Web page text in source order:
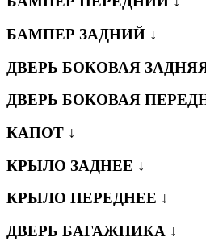
БАМПЕР ЗАДНИЙ ↓
ДВЕРЬ БОКОВАЯ
ДВЕРЬ БОКОВАЯ
КАПОТ ↓
КРЫЛО ЗАДНЕЕ ↓
КРЫЛО ПЕРЕДНЕЕ ↓
ДВЕРЬ БАГАЖНИКА ↓